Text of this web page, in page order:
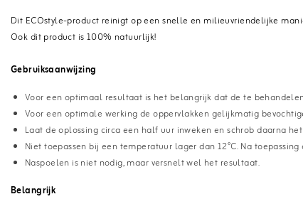
Dit ECOstyle-product reinigt op een snelle en milieuvriendelijke
Ook dit product is 100% natuurlijk!
Gebruiksaanwijzing
Voor een optimaal resultaat is het belangrijk dat de te
Voor een optimale werking de oppervlakken gelijkmatig
Laat de oplossing circa een half uur inweken en schrob daarna
Niet toepassen bij een temperatuur lager dan 12°C. Na
Naspoelen is niet nodig, maar versnelt wel het resultaat.
Belangrijk